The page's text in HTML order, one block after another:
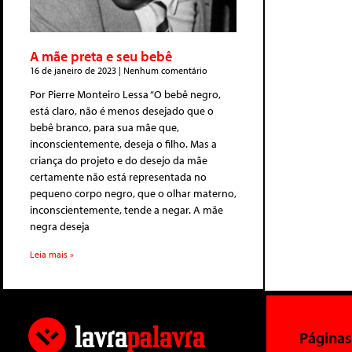
A mãe preta e seu bebê
16 de janeiro de 2023 Nenhum comentário
Por Pierre Monteiro Lessa “O bebê negro,
está claro, não é menos desejado que o
bebê branco, para sua mãe que,
inconscientemente, deseja o filho. Mas a
criança do projeto e do desejo da mãe
certamente não está representada no
pequeno corpo negro, que o olhar materno,
inconscientemente, tende a negar. A mãe
negra deseja
Leia mais »
Páginas